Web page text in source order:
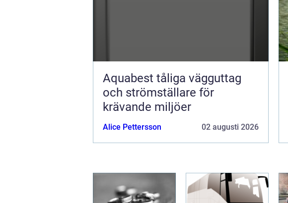
Aquabest tåliga vägguttag
och strömställare för
krävande miljöer
Alice Pettersson 02 augusti 2026